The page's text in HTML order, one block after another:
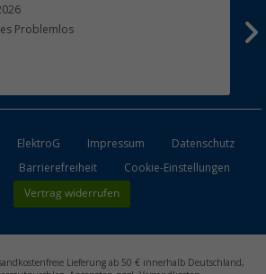
Problemlos
ElektroG Impressum
Datenschutz
Barrierefreiheit Cookie-Einstellungen
Vertrag widerrufen
Lieferung ab 50 € innerhalb Deutschland,